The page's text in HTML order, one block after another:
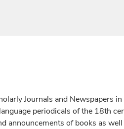
Journals and Newspapers
periodicals of the 18th
announcements of books as